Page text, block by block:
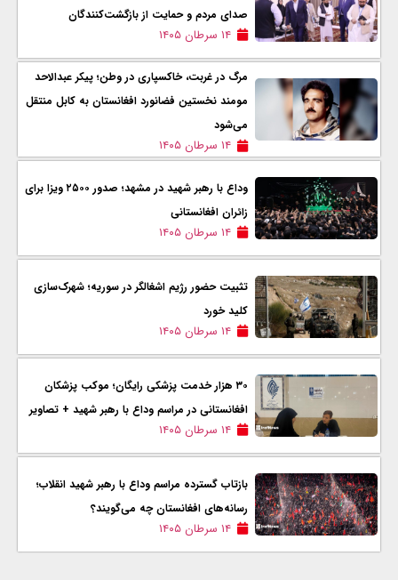
صدای مردم و حمایت از بازگشت‌کنندگان
۱۴ سرطان ۱۴۰۵
مرگ در غربت، خاکسپاری در وطن؛ پیکر عبدالاحد
مومند نخستین فضانورد افغانستان به کابل منتقل
می‌شود
۱۴ سرطان ۱۴۰۵
وداع با رهبر شهید در مشهد؛ صدور ۲۵۰۰ ویزا برای
زائران افغانستانی
۱۴ سرطان ۱۴۰۵
تثبیت حضور رژيم اشغالگر در سوریه؛ شهرک‌سازی
کلید خورد
۱۴ سرطان ۱۴۰۵
۳۰ هزار خدمت پزشکی رایگان؛ موکب پزشکان
افغانستانی در مراسم وداع با رهبر شهید + تصاویر
۱۴ سرطان ۱۴۰۵
بازتاب گسترده مراسم وداع با رهبر شهید انقلاب؛
رسانه‌های افغانستان چه می‌گویند؟
۱۴ سرطان ۱۴۰۵